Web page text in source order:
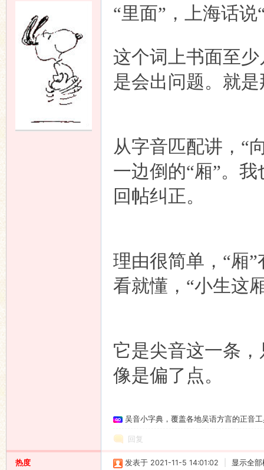
“里面”，上海话说
这个词上书面至
是会出问题。就是
从字音匹配讲，“
一边倒的“厢”。
回帖纠正。
理由很简单，“厢
看就懂，“小生这
它是尖音这一条，
像是偏了点。
吴音小字典，覆盖各地吴语方言的正音
回复
热度 发表于 2021-11-5 14:01:02 显示全部